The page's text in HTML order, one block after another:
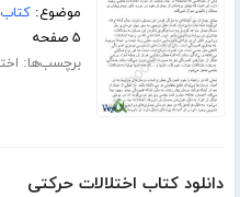
موضوع:
۵ صفحه
برچسب‌ها:
دانلود کتاب اختلالات حرکتی